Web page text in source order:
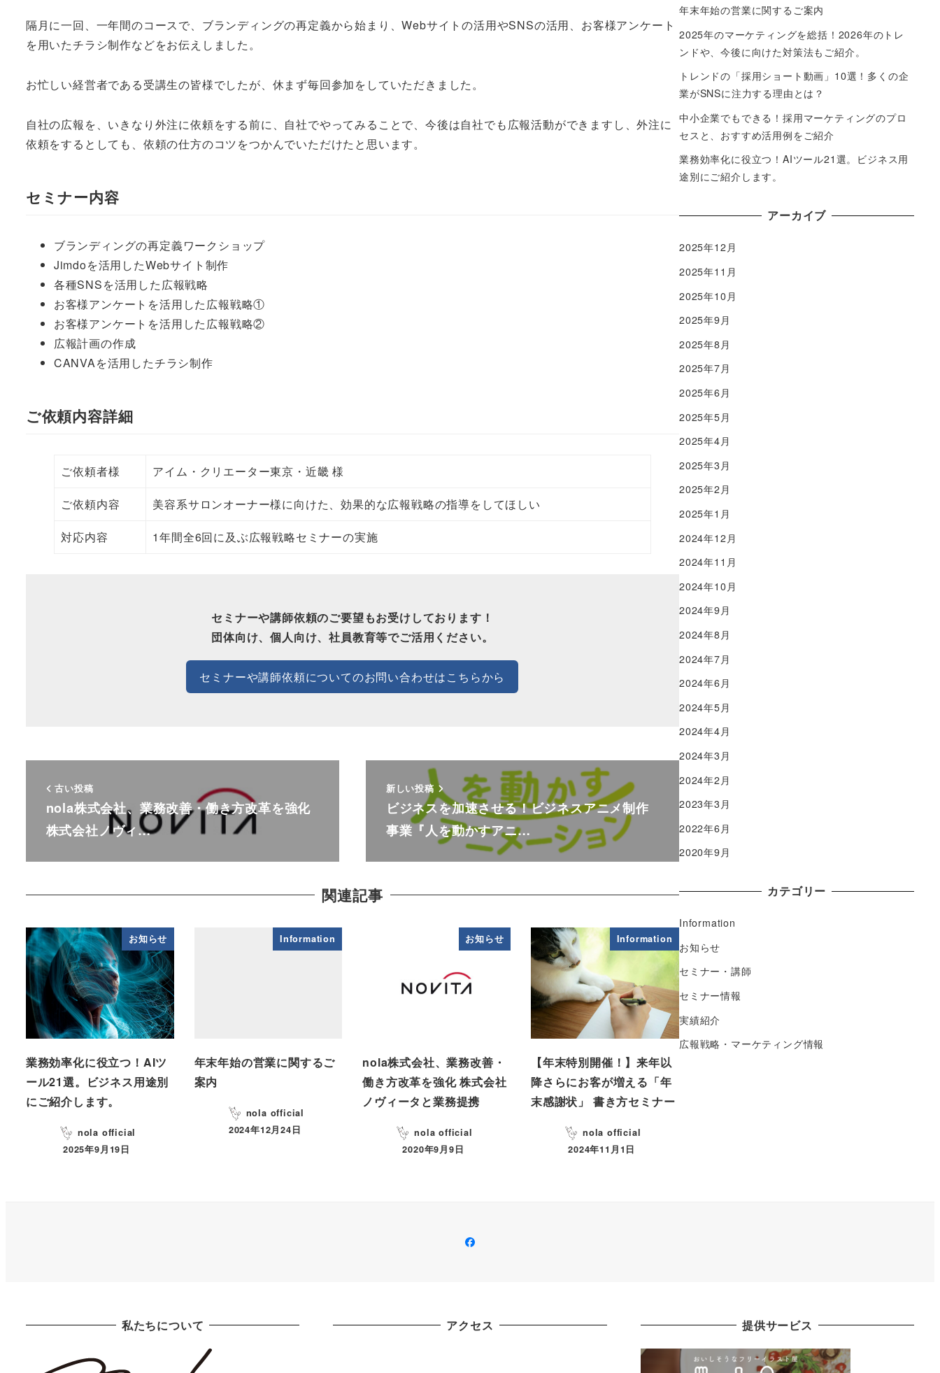
隔月に一回、一年間のコースで、ブランディングの再定義から始まり、Webサイトの活用やSNSの活用、お客様アンケート
を用いたチラシ制作などをお伝えしました。
お忙しい経営者である受講生の皆様でしたが、休まず毎回参加をしていただきました。
自社の広報を、いきなり外注に依頼をする前に、自社でやってみることで、今後は自社でも広報活動ができますし、外注に
依頼をするとしても、依頼の仕方のコツをつかんでいただけたと思います。
セミナー内容
ブランディングの再定義ワークショップ
Jimdoを活用したWebサイト制作
各種SNSを活用した広報戦略
お客様アンケートを活用した広報戦略①
お客様アンケートを活用した広報戦略②
広報計画の作成
CANVAを活用したチラシ制作
ご依頼内容詳細
ご依頼者様 アイム・クリエーター東京・近畿 様
ご依頼内容 美容系サロンオーナー様に向けた、効果的な広報戦略の指導をしてほしい
対応内容 1年間全6回に及ぶ広報戦略セミナーの実施
セミナーや講師依頼のご要望もお受けしております！
団体向け、個人向け、社員教育等でご活用ください。
セミナーや講師依頼についてのお問い合わせはこちらから
古い投稿
nola株式会社、業務改善・働き方改革を強化
株式会社ノヴィ…
新しい投稿
ビジネスを加速させる！ビジネスアニメ制作
事業『人を動かすアニ…
関連記事
お知らせ
業務効率化に役立つ！AIツ
ール21選。ビジネス用途別
にご紹介します。
nola official
2025年9月19日
Information
年末年始の営業に関するご
案内
nola official
2024年12月24日
お知らせ
nola株式会社、業務改善・
働き方改革を強化 株式会社
ノヴィータと業務提携
nola official
2020年9月9日
Information
【年末特別開催！】来年以
降さらにお客が増える「年
末感謝状」 書き方セミナー
nola official
2024年11月1日
年末年始の営業に関するご案内
2025年のマーケティングを総括！2026年のトレ
ンドや、今後に向けた対策法もご紹介。
トレンドの「採用ショート動画」10選！多くの企
業がSNSに注力する理由とは？
中小企業でもできる！採用マーケティングのプロ
セスと、おすすめ活用例をご紹介
業務効率化に役立つ！AIツール21選。ビジネス用
途別にご紹介します。
アーカイブ
2025年12月
2025年11月
2025年10月
2025年9月
2025年8月
2025年7月
2025年6月
2025年5月
2025年4月
2025年3月
2025年2月
2025年1月
2024年12月
2024年11月
2024年10月
2024年9月
2024年8月
2024年7月
2024年6月
2024年5月
2024年4月
2024年3月
2024年2月
2023年3月
2022年6月
2020年9月
カテゴリー
Information
お知らせ
セミナー・講師
セミナー情報
実績紹介
広報戦略・マーケティング情報
Facebook
私たちについて アクセス 提供サービス